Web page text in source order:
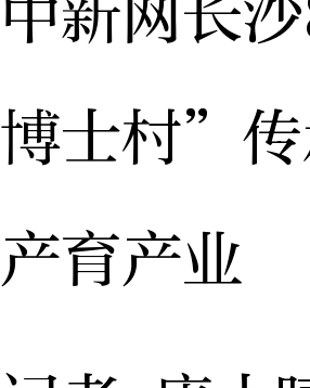
网长沙
士村”
育产业